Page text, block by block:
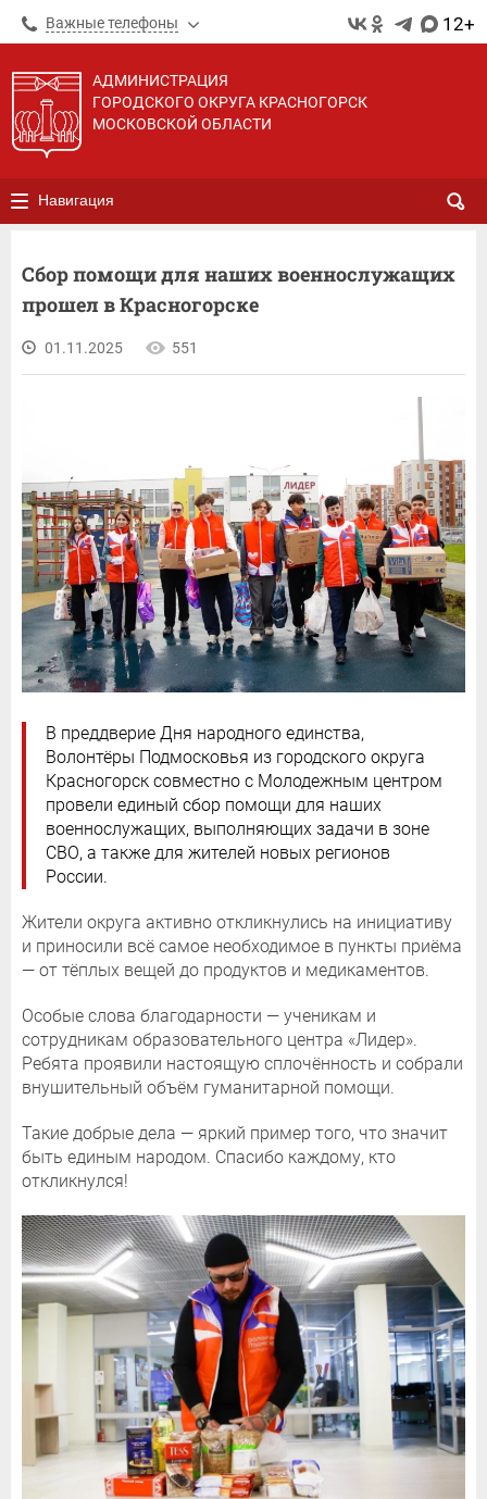
Важные телефоны 12+
АДМИНИСТРАЦИЯ
ГОРОДСКОГО ОКРУГА КРАСНОГОРСК
МОСКОВСКОЙ ОБЛАСТИ
Навигация
Сбор помощи для наших военнослужащих
прошел в Красногорске
01.11.2025 551
В преддверие Дня народного единства,
Волонтёры Подмосковья из городского округа
Красногорск совместно с Молодежным центром
провели единый сбор помощи для наших
военнослужащих, выполняющих задачи в зоне
СВО, а также для жителей новых регионов
России.
Жители округа активно откликнулись на инициативу
и приносили всё самое необходимое в пункты приёма
— от тёплых вещей до продуктов и медикаментов.
Особые слова благодарности — ученикам и
сотрудникам образовательного центра «Лидер».
Ребята проявили настоящую сплочённость и собрали
внушительный объём гуманитарной помощи.
Такие добрые дела — яркий пример того, что значит
быть единым народом. Спасибо каждому, кто
откликнулся!